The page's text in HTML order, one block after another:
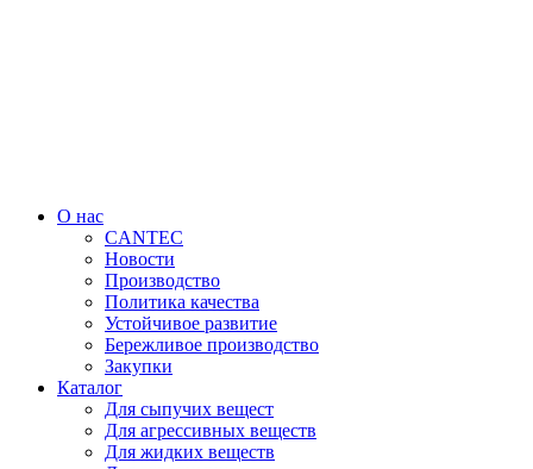
О нас
CANTEC
Новости
Производство
Политика качества
Устойчивое развитие
Бережливое производство
Закупки
Каталог
Для сыпучих вещест
Для агрессивных веществ
Для жидких веществ